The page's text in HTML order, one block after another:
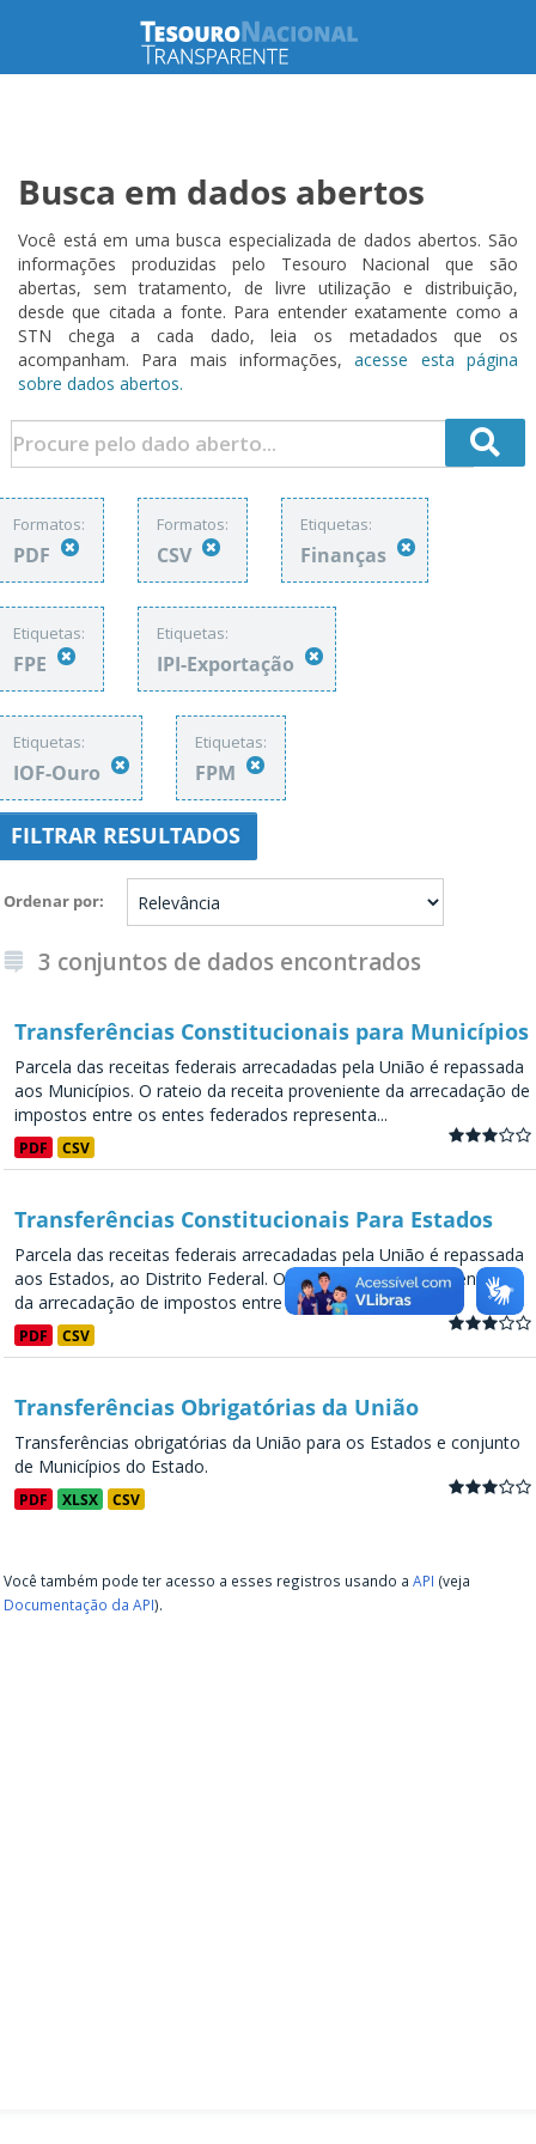
Busca em dados abertos
Você está em uma busca especializada de dados abertos. São
informações produzidas pelo Tesouro Nacional que são
abertas, sem tratamento, de livre utilização e distribuição,
desde que citada a fonte. Para entender exatamente como a
STN chega a cada dado, leia os metadados que os
acompanham. Para mais informações,acesse esta página
sobre dados abertos.
Formatos:
PDF
Formatos:
CSV
Etiquetas:
Finanças
Etiquetas:
FPE
Etiquetas:
IPI-Exportação
Etiquetas:
IOF-Ouro
Etiquetas:
FPM
FILTRAR RESULTADOS
Ordenar por
3 conjuntos de dados encontrados
Transferências Constitucionais para Municípios
Parcela das receitas federais arrecadadas pela União é repassada
aos Municípios. O rateio da receita proveniente da arrecadação de
impostos entre os entes federados representa...
PDF CSV
Transferências Constitucionais Para Estados
Parcela das receitas federais arrecadadas pela União é repassada
aos Estados, ao Distrito Federal. O rateio da receita proveniente
da arrecadação de impostos entre os entes...
PDF CSV
Transferências Obrigatórias da União
Transferências obrigatórias da União para os Estados e conjunto
de Municípios do Estado.
PDF XLSX CSV
Você também pode ter acesso a esses registros usando a API (veja
Documentação da API).